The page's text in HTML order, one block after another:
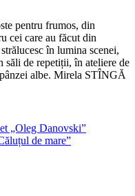
pentru frumos, din
cei care au făcut din
în lumina scenei,
săli de repetiții, în ateliere de
albe. Mirela STÎNGĂ
„Oleg Danovski”
de mare”